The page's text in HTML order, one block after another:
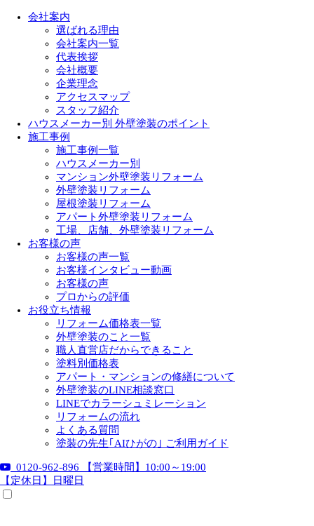
会社案内
選ばれる理由
会社案内一覧
代表挨拶
会社概要
企業理念
アクセスマップ
スタッフ紹介
ハウスメーカー別 外壁塗装のポイント
施工事例
施工事例一覧
ハウスメーカー別
マンション外壁塗装リフォーム
外壁塗装リフォーム
屋根塗装リフォーム
アパート外壁塗装リフォーム
工場、店舗、外壁塗装リフォーム
お客様の声
お客様の声一覧
お客様インタビュー動画
お客様の声
プロからの評価
お役立ち情報
リフォーム価格表一覧
外壁塗装のこと一覧
職人直営店だからできること
塗料別価格表
アパート・マンションの修繕について
外壁塗装のLINE相談窓口
LINEでカラーシュミレーション
リフォームの流れ
よくある質問
塗装の先生｢AIひがの｣ ご利用ガイド
0120-962-896
【営業時間】10:00～19:00
【定休日】日曜日